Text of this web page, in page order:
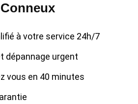
à votre service 24h/7
dépannage urgent
vous en 40 minutes